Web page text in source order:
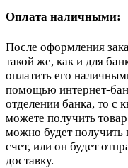
Оплата наличными:
После оформления
такой же, как и для
оплатить его
помощью интернет-
отделении банка, то с
можете получить
можно будет получить
счет, или он будет
доставку.